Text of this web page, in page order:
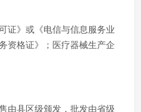
证》或《电信与信息服务业
资格证》；医疗器械生产企
由县区级颁发，批发由省级